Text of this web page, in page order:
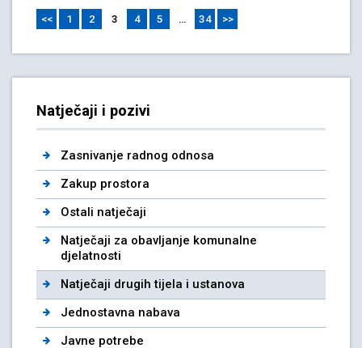
<< 1 2 3 4 5 … 34 >>
Natječaji i pozivi
Zasnivanje radnog odnosa
Zakup prostora
Ostali natječaji
Natječaji za obavljanje komunalne
djelatnosti
Natječaji drugih tijela i ustanova
Jednostavna nabava
Javne potrebe